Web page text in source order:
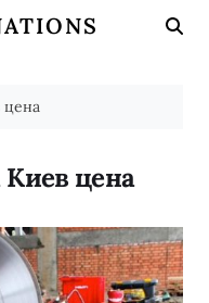
цена
Киев цена